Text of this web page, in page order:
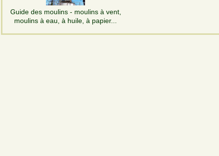
Guide des moulins - moulins à vent,
moulins à eau, à huile, à papier...